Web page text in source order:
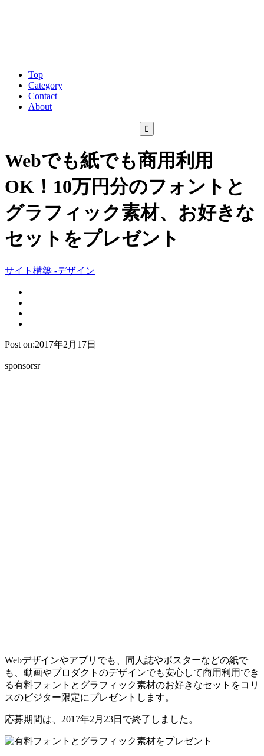
Top
Category
Contact
About
Webでも紙でも商用利用
OK！10万円分のフォントと
グラフィック素材、お好きな
セットをプレゼント
サイト構築 -デザイン
Post on:2017年2月17日
sponsorsr
Webデザインやアプリでも、同人誌やポスターなどの紙で
も、動画やプロダクトのデザインでも安心して商用利用でき
る有料フォントとグラフィック素材のお好きなセットをコリ
スのビジター限定にプレゼントします。
応募期間は、2017年2月23日で終了しました。